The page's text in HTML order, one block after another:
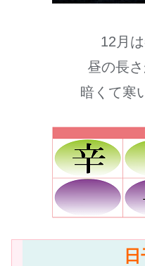
12月
昼の長さ
暗くて寒